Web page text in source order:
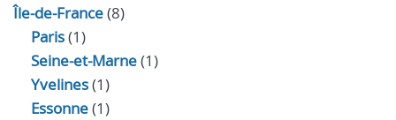
Île-de-France(8)
Paris(1)
Seine-et-Marne(1)
Yvelines(1)
Essonne(1)